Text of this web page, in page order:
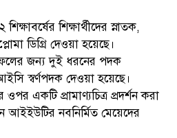
শিক্ষার্থীদের স্নাতক,
ডিগ্রি দেওয়া হয়েছে।
জন্য দুই ধরনের পদক
স্বর্ণপদক দেওয়া হয়েছে।
একটি প্রামাণ্যচিত্র প্রদর্শন করা
আইইউটির নবনির্মিত মেয়েদের